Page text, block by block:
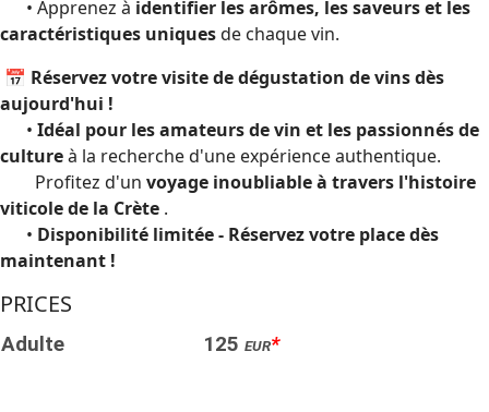
• Apprenez à identifier les arômes, les saveurs et les
caractéristiques uniquesde chaque vin.
📅 Réservez votre visite de dégustation de vins dès
aujourd'hui !
• Idéal pour les amateurs de vin et les passionnés de
cultureà la recherche d'une expérience authentique.
Profitez d'un voyage inoubliable à travers l'histoire
viticole de la Crète .
• Disponibilité limitée - Réservez votre place dès
maintenant !
PRICES
Adulte 125 EUR*